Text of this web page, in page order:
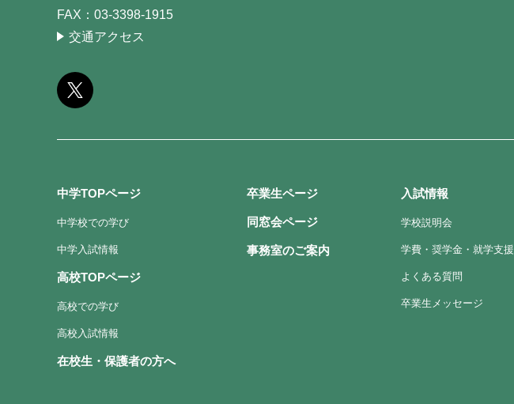
FAX： 03-3398-1915
交通アクセス
中学TOPページ
中学校での学び
中学入試情報
高校TOPページ
高校での学び
高校入試情報
在校生・保護者の方へ
卒業生ページ
同窓会ページ
事務室のご案内
入試情報
学校説明会
学費・奨学金・就学支援
よくある質問
卒業生メッセージ